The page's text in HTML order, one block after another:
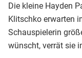
Die kleine Hayden
Klitschko erwarten
Schauspielerin
wünscht, verrät sie